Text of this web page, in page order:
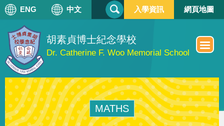
胡素貞博士紀念學校
Dr. Catherine F. Woo Memorial School
ENG 中文 搜
尋
單
入學資訊 網頁地圖
MATHS